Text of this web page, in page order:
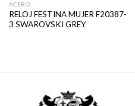
ACERO
RELOJ FESTINA MUJER F20387-
3 SWAROVSKI GREY